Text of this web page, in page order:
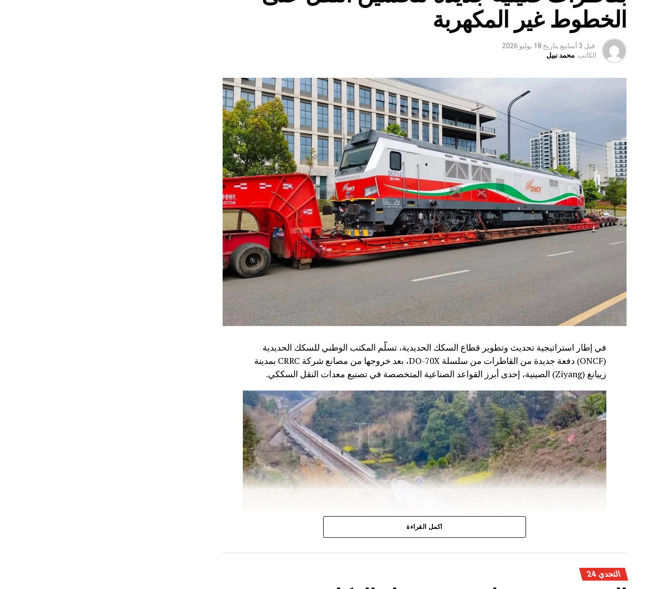
الخطوط غير المكهربة
قبل 3 أسابيع بتاريخ 18 يوليو 2026
الكاتب: محمد نبيل
في إطار استراتيجية تحديث وتطوير قطاع السكك الحديدية، تسلّم المكتب الوطني للسكك الحديدية
(ONCF) دفعة جديدة من القاطرات من سلسلة DO-70X، بعد خروجها من مصانع شركة CRRC بمدينة
زييانغ (Ziyang) الصينية، إحدى أبرز القواعد الصناعية المتخصصة في تصنيع معدات النقل السككي.
اكمل القراءة
التحدي 24